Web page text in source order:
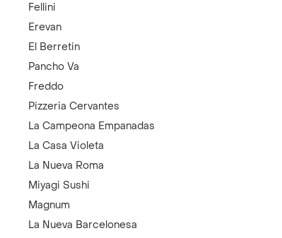
Fellini
Erevan
El Berretin
Pancho Va
Freddo
Pizzeria Cervantes
La Campeona Empanadas
La Casa Violeta
La Nueva Roma
Miyagi Sushi
Magnum
La Nueva Barcelonesa